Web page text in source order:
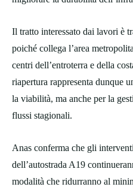
Il tratto interessato dai lavori è
poiché collega l’area
centri dell’entroterra e della
riapertura rappresenta dunque
la viabilità, ma anche per la
flussi stagionali.
Anas conferma che gli
dell’autostrada A19
modalità che ridurranno al